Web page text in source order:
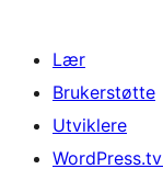
Lær
Brukerstøtte
Utviklere
WordPress.tv